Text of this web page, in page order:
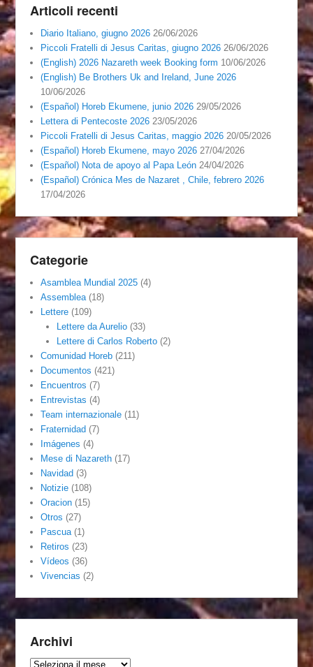
Articoli recenti
Diario Italiano, giugno 2026 26/06/2026
Piccoli Fratelli di Jesus Caritas, giugno 2026 26/06/2026
(English) 2026 Nazareth week Booking form 10/06/2026
(English) Be Brothers Uk and Ireland, June 2026
10/06/2026
(Español) Horeb Ekumene, junio 2026 29/05/2026
Lettera di Pentecoste 2026 23/05/2026
Piccoli Fratelli di Jesus Caritas, maggio 2026 20/05/2026
(Español) Horeb Ekumene, mayo 2026 27/04/2026
(Español) Nota de apoyo al Papa León 24/04/2026
(Español) Crónica Mes de Nazaret , Chile, febrero 2026
17/04/2026
Categorie
Asamblea Mundial 2025 (4)
Assemblea (18)
Lettere (109)
Lettere da Aurelio(33)
Lettere di Carlos Roberto(2)
Comunidad Horeb (211)
Documentos (421)
Encuentros (7)
Entrevistas (4)
Team internazionale (11)
Fraternidad (7)
Imágenes (4)
Mese di Nazareth (17)
Navidad (3)
Notizie (108)
Oracion (15)
Otros (27)
Pascua (1)
Retiros (23)
Vídeos (36)
Vivencias (2)
Archivi
Archivi